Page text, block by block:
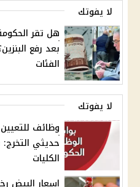
لا يفوتك
هل تقر
بعد رفع
الفئات
لا يفوتك
حديثي
الكليات
اسعار البيض